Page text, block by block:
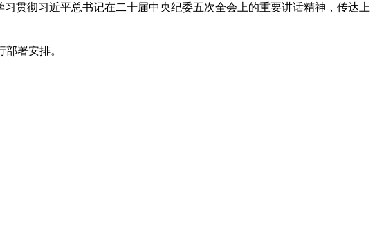
贯彻习近平总书记在二十届中央纪委五次全会上的重要讲话精神，传达上
署安排。